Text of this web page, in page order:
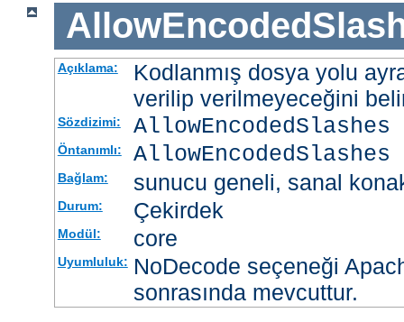
Açıklama:
Kodlanmış dosya yolu
verilip verilmeyeceğini
Sözdizimi: AllowEncodedSlashes
Öntanımlı:
Bağlam: sunucu geneli, sanal
Durum: Çekirdek
Modül: core
Uyumluluk: NoDecode seçeneği
sonrasında mevcuttur.